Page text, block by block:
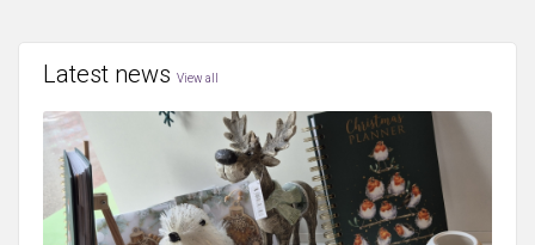
CONTACT
Latest news View all